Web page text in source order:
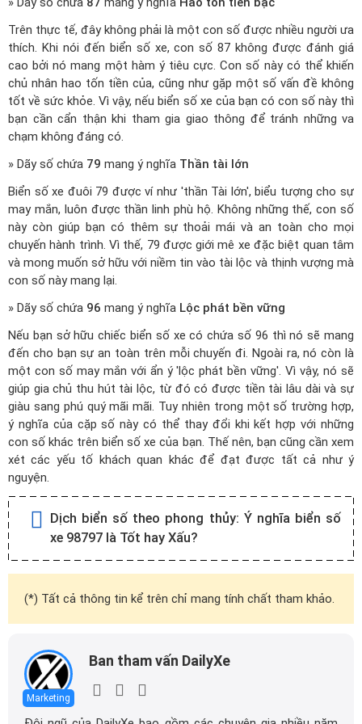
Trên thực tế, đây không phải là một con số được nhiều người ưa
thích. Khi nói đến biển số xe, con số 87 không được đánh giá
cao bởi nó mang một hàm ý tiêu cực. Con số này có thể khiến
chủ nhân hao tốn tiền của, cũng như gặp một số vấn đề không
tốt về sức khỏe. Vì vậy, nếu biển số xe của bạn có con số này thì
bạn cần cẩn thận khi tham gia giao thông để tránh những va
chạm không đáng có.
» Dãy số chứa 79 mang ý nghĩa Thần tài lớn
Biển số xe đuôi 79 được ví như 'thần Tài lớn', biểu tượng cho sự
may mắn, luôn được thần linh phù hộ. Không những thế, con số
này còn giúp bạn có thêm sự thoải mái và an toàn cho mọi
chuyến hành trình. Vì thế, 79 được giới mê xe đặc biệt quan tâm
và mong muốn sở hữu với niềm tin vào tài lộc và thịnh vượng mà
con số này mang lại.
» Dãy số chứa 96 mang ý nghĩa Lộc phát bền vững
Nếu bạn sở hữu chiếc biển số xe có chứa số 96 thì nó sẽ mang
đến cho bạn sự an toàn trên mỗi chuyến đi. Ngoài ra, nó còn là
một con số may mắn với ẩn ý 'lộc phát bền vững'. Vì vậy, nó sẽ
giúp gia chủ thu hút tài lộc, từ đó có được tiền tài lâu dài và sự
giàu sang phú quý mãi mãi. Tuy nhiên trong một số trường hợp,
ý nghĩa của cặp số này có thể thay đổi khi kết hợp với những
con số khác trên biển số xe của bạn. Thế nên, bạn cũng cần xem
xét các yếu tố khách quan khác để đạt được tất cả như ý
nguyện.
Dịch biển số theo phong thủy: Ý nghĩa biển số
xe 98797 là Tốt hay Xấu?
(*) Tất cả thông tin kể trên chỉ mang tính chất tham khảo.
Marketing
Ban tham vấn DailyXe